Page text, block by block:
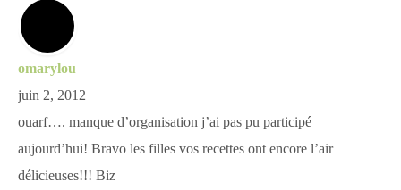
omarylou
juin 2, 2012
ouarf…. manque d’organisation j’ai pas pu participé
aujourd’hui! Bravo les filles vos recettes ont encore l’air
délicieuses!!! Biz